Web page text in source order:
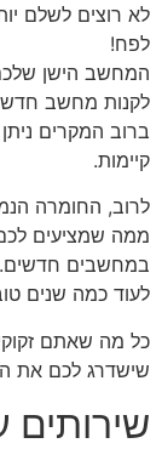
לא רוצים לשלם
לפח!
המחשב הישן
לקנות מחשב
ברוב המקרים
קיימות.
לרוב, החומרה
ממה שמציעים
במחשבים
לעוד כמה שנים
כל מה שאתם
שישדרג לכם את
שירותים